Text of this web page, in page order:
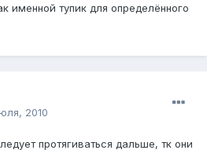
именной тупик для определённого
2010
протягиваться дальше, тк они